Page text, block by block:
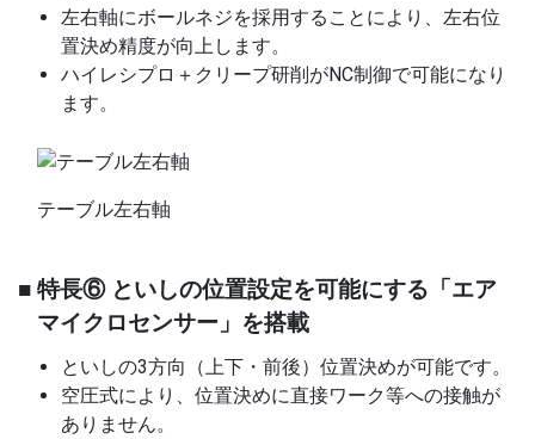
左右軸にボールネジを採用することにより、左右位
置決め精度が向上します。
ハイレシプロ＋クリープ研削がNC制御で可能になり
ます。
テーブル左右軸
■ 特長⑥ といしの位置設定を可能にする「エア
マイクロセンサー」を搭載
といしの3方向（上下・前後）位置決めが可能です。
空圧式により、位置決めに直接ワーク等への接触が
ありません。